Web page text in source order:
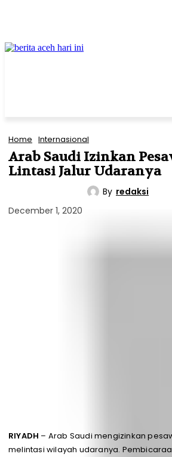
Home Internasional
Arab Saudi Izinkan
Lintasi Jalur Udaranya
By redaksi
December 1, 2020
RIYADH – Arab Saudi mengizinkan
melintasi wilayah udaranya.